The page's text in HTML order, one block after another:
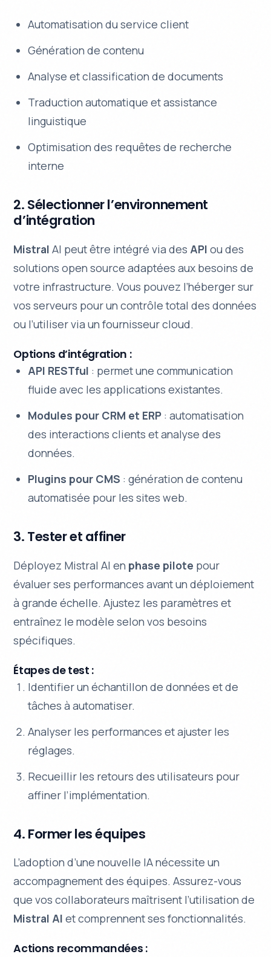
Automatisation du service client
Génération de contenu
Analyse et classification de documents
Traduction automatique et assistance
linguistique
Optimisation des requêtes de recherche
interne
2. Sélectionner l’environnement
d’intégration
Mistral AI peut être intégré via des API ou des
solutions open source adaptées aux besoins de
votre infrastructure. Vous pouvez l’héberger sur
vos serveurs pour un contrôle total des données
ou l’utiliser via un fournisseur cloud.
Options d’intégration :
API RESTful : permet une communication
fluide avec les applications existantes.
Modules pour CRM et ERP : automatisation
des interactions clients et analyse des
données.
Plugins pour CMS : génération de contenu
automatisée pour les sites web.
3. Tester et affiner
Déployez Mistral AI en phase pilote pour
évaluer ses performances avant un déploiement
à grande échelle. Ajustez les paramètres et
entraînez le modèle selon vos besoins
spécifiques.
Étapes de test :
Identifier un échantillon de données et de
tâches à automatiser.
Analyser les performances et ajuster les
réglages.
Recueillir les retours des utilisateurs pour
affiner l’implémentation.
4. Former les équipes
L’adoption d’une nouvelle IA nécessite un
accompagnement des équipes. Assurez-vous
que vos collaborateurs maîtrisent l’utilisation de
Mistral AI et comprennent ses fonctionnalités.
Actions recommandées :